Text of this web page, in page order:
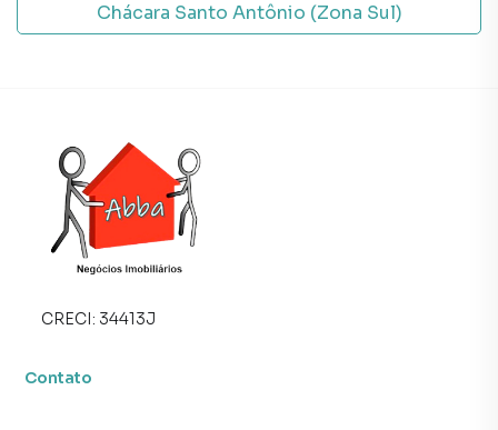
Chácara Santo Antônio (Zona Sul)
CRECI: 34413J
Contato